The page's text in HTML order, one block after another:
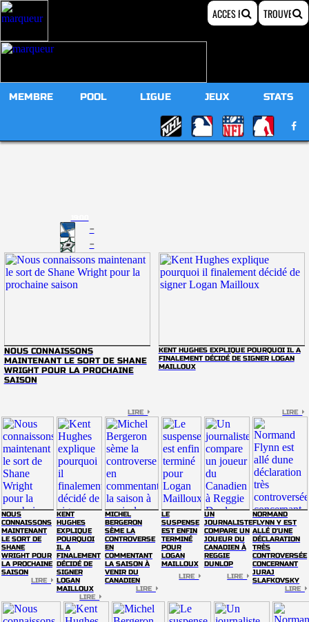
MEMBRE POOL LIGUE JEUX STATS
-
-
NOUS CONNAISSONS
MAINTENANT LE SORT DE SHANE
WRIGHT POUR LA PROCHAINE
SAISON
LIRE
KENT HUGHES EXPLIQUE POURQUOI IL A
FINALEMENT DÉCIDÉ DE SIGNER LOGAN
MAILLOUX
LIRE
NOUS
CONNAISSONS
MAINTENANT
LE SORT DE
SHANE
WRIGHT POUR
LA PROCHAINE
SAISON
LIRE
KENT
HUGHES
EXPLIQUE
POURQUOI
IL A
FINALEMENT
DÉCIDÉ DE
SIGNER
LOGAN
MAILLOUX
LIRE
MICHEL
BERGERON
SÈME LA
CONTROVERSE
EN
COMMENTANT
LA SAISON À
VENIR DU
CANADIEN
LIRE
LE
SUSPENSE
EST ENFIN
TERMINÉ
POUR
LOGAN
MAILLOUX
LIRE
UN
JOURNALISTE
COMPARE UN
JOUEUR DU
CANADIEN À
REGGIE
DUNLOP
LIRE
NORMAND
FLYNN Y EST
ALLÉ D'UNE
DÉCLARATION
TRÈS
CONTROVERSÉE
CONCERNANT
JURAJ
SLAFKOVSKY
LIRE